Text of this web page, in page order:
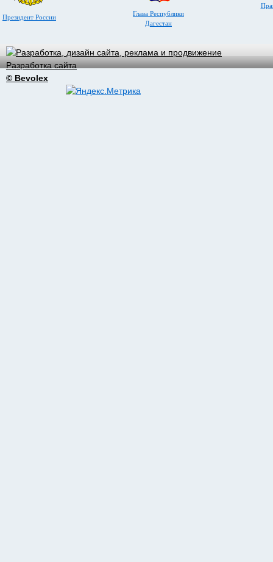
Президент России
Глава Республики
Дагестан
Разработка сайта
© Bevolex